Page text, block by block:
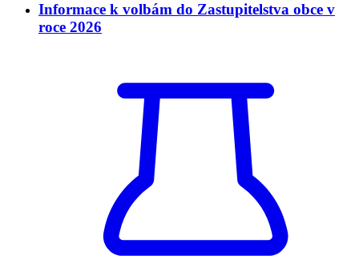
Informace k volbám do Zastupitelstva obce v
roce 2026